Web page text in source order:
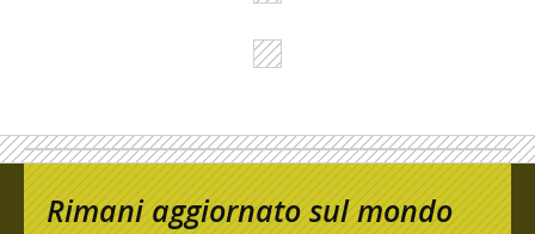
Rimani aggiornato sul mondo